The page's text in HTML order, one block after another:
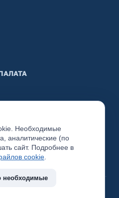
официальный сайт
Необходимые
аналитические (по
сайт. Подробнее в
cookie
необходимые